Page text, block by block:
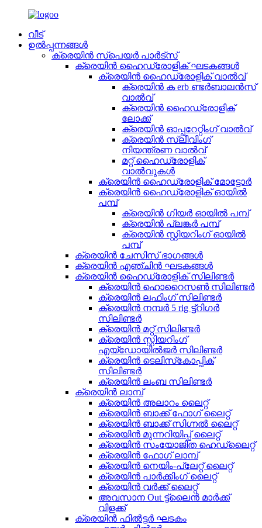
വീട്
ഉൽപ്പന്നങ്ങൾ
ക്രെയിൻ സ്പെയർ പാർട്സ്
ക്രെയിൻ ഹൈഡ്രോളിക് ഘടകങ്ങൾ
ക്രെയിൻ ഹൈഡ്രോളിക് വാൽവ്
ക്രെയിൻ ക erb ണ്ടർബാലൻസ്
വാൽവ്
ക്രെയിൻ ഹൈഡ്രോളിക്
ലോക്ക്
ക്രെയിൻ ഓപ്പറേറ്റിംഗ് വാൽവ്
ക്രെയിൻ സ്ലീവിംഗ്
നിയന്ത്രണ വാൽവ്
മറ്റ് ഹൈഡ്രോളിക്
വാൽവുകൾ
ക്രെയിൻ ഹൈഡ്രോളിക് മോട്ടോർ
ക്രെയിൻ ഹൈഡ്രോളിക് ഓയിൽ
പമ്പ്
ക്രെയിൻ ഗിയർ ഓയിൽ പമ്പ്
ക്രെയിൻ പ്ലങ്കർ പമ്പ്
ക്രെയിൻ സ്റ്റിയറിംഗ് ഓയിൽ
പമ്പ്
ക്രെയിൻ ചേസിസ് ഭാഗങ്ങൾ
ക്രെയിൻ എഞ്ചിൻ ഘടകങ്ങൾ
ക്രെയിൻ ഹൈഡ്രോളിക് സിലിണ്ടർ
ക്രെയിൻ ഹൊറൈസൺ സിലിണ്ടർ
ക്രെയിൻ ലഫിംഗ് സിലിണ്ടർ
ക്രെയിൻ നമ്പർ 5 rig ട്ട്‌റിഗർ
സിലിണ്ടർ
ക്രെയിൻ മറ്റ് സിലിണ്ടർ
ക്രെയിൻ സ്റ്റിയറിംഗ്
എയ്‌ഡോയിൽജർ സിലിണ്ടർ
ക്രെയിൻ ടെലിസ്‌കോപ്പിക്
സിലിണ്ടർ
ക്രെയിൻ ലംബ സിലിണ്ടർ
ക്രെയിൻ ലാമ്പ്
ക്രെയിൻ അലാറം ലൈറ്റ്
ക്രെയിൻ ബാക്ക് ഫോഗ് ലൈറ്റ്
ക്രെയിൻ ബാക്ക് സിഗ്നൽ ലൈറ്റ്
ക്രെയിൻ മുന്നറിയിപ്പ് ലൈറ്റ്
ക്രെയിൻ സംയോജിത ഹെഡ്‌ലൈറ്റ്
ക്രെയിൻ ഫോഗ് ലാമ്പ്
ക്രെയിൻ നെയിം-പ്ലേറ്റ് ലൈറ്റ്
ക്രെയിൻ പാർക്കിംഗ് ലൈറ്റ്
ക്രെയിൻ വർക്ക് ലൈറ്റ്
അവസാന Out ട്ട്‌ലൈൻ മാർക്ക്
വിളക്ക്
ക്രെയിൻ ഫിൽട്ടർ ഘടകം